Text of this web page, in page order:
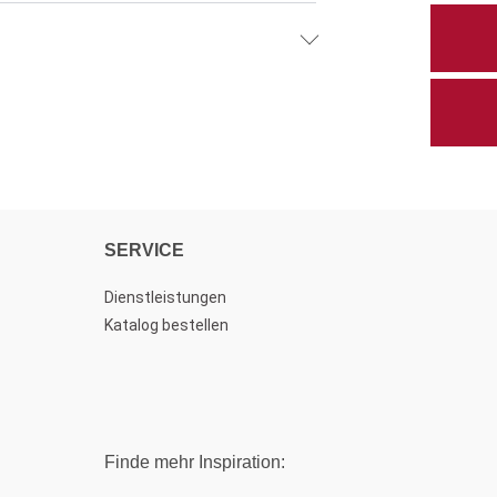
SERVICE
Dienstleistungen
Katalog bestellen
Finde mehr Inspiration: